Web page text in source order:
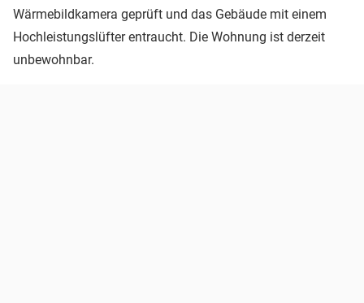
Wärmebildkamera geprüft und das Gebäude mit einem
Hochleistungslüfter entraucht. Die Wohnung ist derzeit
unbewohnbar.